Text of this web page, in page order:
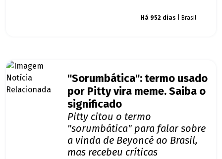
Há 952 dias | Brasil
"Sorumbática": termo usado
por Pitty vira meme. Saiba o
significado
Pitty citou o termo
"sorumbática" para falar sobre
a vinda de Beyoncé ao Brasil,
mas recebeu críticas